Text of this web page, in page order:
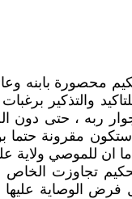
محصورة بابنه
والتذكير
جوار ربه ، حتى
ستكون مقرونة
ان للموصي ولاية
تجاوزت الخاص
الوصاية